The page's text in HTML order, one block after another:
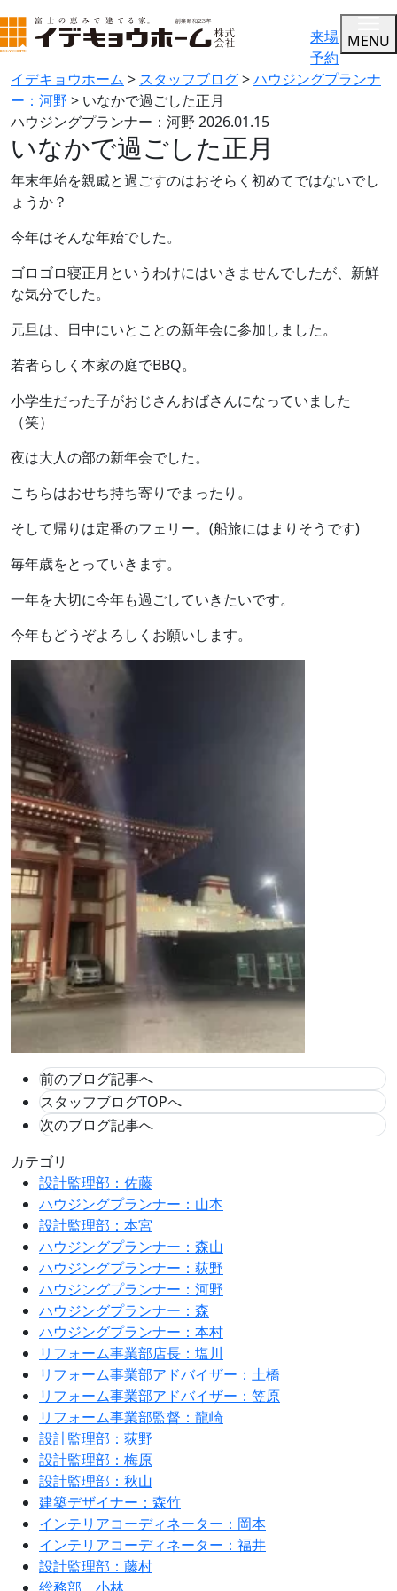
来場
予約
MENU
イデキョウホーム > スタッフブログ>ハウジングプランナ
ー：河野 > いなかで過ごした正月
ハウジングプランナー：河野 2026.01.15
いなかで過ごした正月
年末年始を親戚と過ごすのはおそらく初めてではないでし
ょうか？
今年はそんな年始でした。
ゴロゴロ寝正月というわけにはいきませんでしたが、新鮮
な気分でした。
元旦は、日中にいとことの新年会に参加しました。
若者らしく本家の庭でBBQ。
小学生だった子がおじさんおばさんになっていました
（笑）
夜は大人の部の新年会でした。
こちらはおせち持ち寄りでまったり。
そして帰りは定番のフェリー。(船旅にはまりそうです)
毎年歳をとっていきます。
一年を大切に今年も過ごしていきたいです。
今年もどうぞよろしくお願いします。
前のブログ記事へ
スタッフブログTOPへ
次のブログ記事へ
カテゴリ
設計監理部：佐藤
ハウジングプランナー：山本
設計監理部：本宮
ハウジングプランナー：森山
ハウジングプランナー：荻野
ハウジングプランナー：河野
ハウジングプランナー：森
ハウジングプランナー：本村
リフォーム事業部店長：塩川
リフォーム事業部アドバイザー：土橋
リフォーム事業部アドバイザー：笠原
リフォーム事業部監督：龍崎
設計監理部：荻野
設計監理部：梅原
設計監理部：秋山
建築デザイナー：森竹
インテリアコーディネーター：岡本
インテリアコーディネーター：福井
設計監理部：藤村